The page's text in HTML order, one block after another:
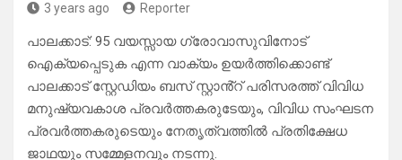
3 years ago Reporter
പാലക്കാട്: 95 വയസ്സായ ഗ്രോവാസുവിനോട്
ഐക്യപ്പെടുക എന്ന വാക്യം ഉയർത്തിക്കൊണ്ട്
പാലക്കാട് സ്റ്റേഡിയം ബസ് സ്റ്റാൻ്റ് പരിസരത്ത് വിവിധ
മനുഷ്യവകാശ പ്രവർത്തകരുടേയും, വിവിധ സംഘടന
പ്രവർത്തകരുടെയും നേതൃത്വത്തിൽ പ്രതിക്ഷേധ
ജാഥയും സമ്മേളനവും നടന്നു.